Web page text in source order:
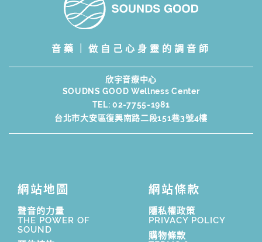
音藥｜做自己心身靈的調音師
欣宇音療中心
SOUDNS GOOD Wellness Center
TEL:02-7755-1981
台北市大安區復興南路二段151巷3號4樓
網站地圖
聲音的力量
THE POWER OF
SOUND
網站條款
隱私權政策
PRIVACY POLICY
購物條款